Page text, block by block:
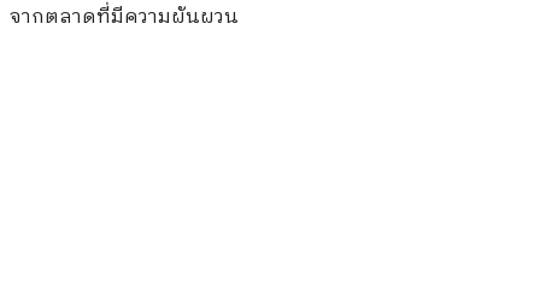
จากตลาดที่มีความผันผวน